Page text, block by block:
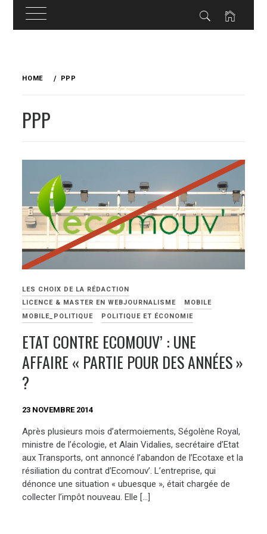
HOME PPP
PPP
LES CHOIX DE LA RÉDACTION
LICENCE & MASTER EN WEBJOURNALISME
MOBILE
MOBILE_POLITIQUE
POLITIQUE ET ÉCONOMIE
ETAT CONTRE ECOMOUV’ : UNE
AFFAIRE « PARTIE POUR DES ANNÉES »
?
23 NOVEMBRE 2014
Après plusieurs mois d’atermoiements, Ségolène Royal,
ministre de l’écologie, et Alain Vidalies, secrétaire d’Etat
aux Transports, ont annoncé l’abandon de l’Ecotaxe et la
résiliation du contrat d’Ecomouv’. L’entreprise, qui
dénonce une situation « ubuesque », était chargée de
collecter l’impôt nouveau. Elle […]